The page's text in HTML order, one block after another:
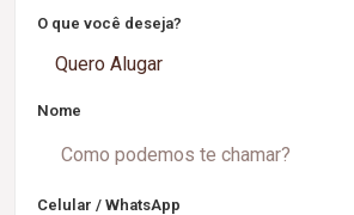
O que você deseja?
Quero Alugar
Nome
Celular / WhatsApp